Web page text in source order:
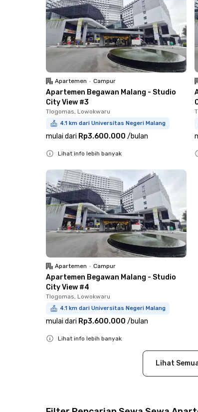
Apartemen • Campur
Apartemen Begawan Malang - Studio
City View #3
Tlogomas, Lowokwaru
4.1 km dari Universitas Negeri Malang
mulai dari Rp3.600.000 /bulan
Lihat info lebih banyak
Apartemen • Campur
Apartemen Begawan Malang - Studio
City View #4
Tlogomas, Lowokwaru
4.1 km dari Universitas Negeri Malang
mulai dari Rp3.600.000 /bulan
Lihat info lebih banyak
Lihat